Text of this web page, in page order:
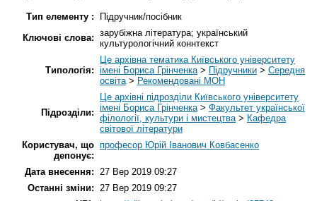
Тип елементу :
Підручник/посібник
Ключові слова: зарубіжна література; український
культурологічний коннтекст
Типологія:
Це архівна тематика Київського університету
імені Бориса Грінченка> Підручники > Середня
освіта> Рекомендовані МОН
Підрозділи:
Це архівні підрозділи Київського університету
імені Бориса Грінченка> Факультет української
філології, культури і мистецтва> Кафедра
світової літератури
Користувач, що
депонує:
професор Юрій Іванович Ковбасенко
Дата внесення: 27 Вер 2019 09:27
Останні зміни: 27 Вер 2019 09:27